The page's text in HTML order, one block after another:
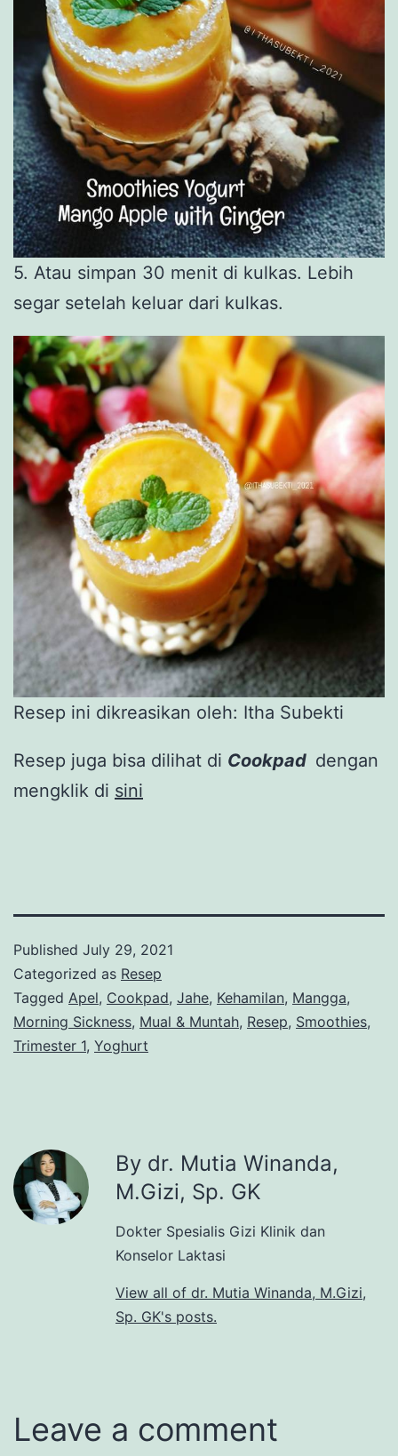
5. Atau simpan 30 menit di kulkas. Lebih
segar setelah keluar dari kulkas.
Resep ini dikreasikan oleh: Itha Subekti
Resep juga bisa dilihat di Cookpad dengan
mengklik di sini
Published July 29, 2021
Categorized as Resep
Tagged Apel, Cookpad, Jahe, Kehamilan, Mangga,
Morning Sickness, Mual & Muntah, Resep, Smoothies,
Trimester 1, Yoghurt
By dr. Mutia Winanda,
M.Gizi, Sp. GK
Dokter Spesialis Gizi Klinik dan
Konselor Laktasi
View all of dr. Mutia Winanda, M.Gizi,
Sp. GK's posts.
Leave a comment